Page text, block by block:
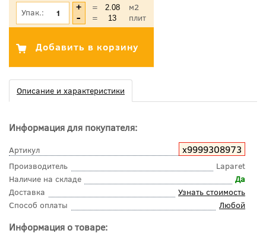
Упак.: =
м2
=
плит
Описание и характеристики
Информация для покупателя:
Артикул х9999308973
Производитель
Laparet
Наличие на складе
Да
Доставка
Узнать стоимость
Способ оплаты
Любой
Информация о товаре: